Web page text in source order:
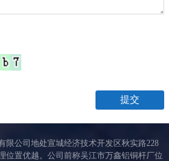
限公司地处宣城经济技术开发区秋实路228
位置优越。公司前称吴江市万鑫铝铜杆厂位